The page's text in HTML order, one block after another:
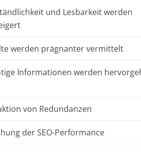
und Lesbarkeit werden
werden prägnanter vermittelt
Informationen werden
von Redundanzen
der SEO-Performance